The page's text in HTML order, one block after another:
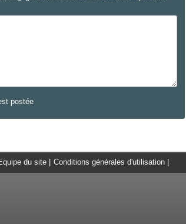
postée
du site Conditions générales d'utilisation